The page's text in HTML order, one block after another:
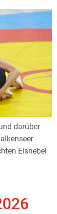
darüber
Eisnebel